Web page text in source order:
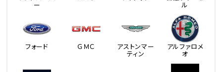
ー ル
フォード ＧＭＣ アストンマー
ティン
アルファロメ
オ